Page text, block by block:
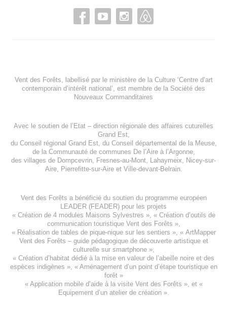
Vent des Forêts, labellisé par le ministère de la Culture ‘Centre d’art
contemporain d’intérêt national’, est membre de la Société des
Nouveaux Commanditaires
Avec le soutien de l’ Etat – direction régionale des affaires cuturelles
Grand Est,
du Conseil régional Grand Est, du Conseil départemental de la Meuse,
de la Communauté de communes De l’Aire à l’Argonne,
des villages de Dompcevrin, Fresnes-au-Mont, Lahaymeix, Nicey-sur-
Aire, Pierrefitte-sur-Aireet Ville-devant-Belrain.
Vent des Forêts a bénéficié du soutien du programme européen
LEADER (FEADER) pour les projets
« Création de 4 modules Maisons Sylvestres », « Création d’outils de
communication touristique Vent des Forêts »,
« Réalisation de tables de pique-nique sur les sentiers », « ArtMapper
Vent des Forêts – guide pédagogique de découverte artistique et
culturelle sur smartphone »,
« Création d’habitat dédié à la mise en valeur de l’abeille noire et des
espèces indigènes », « Aménagement d’un point d’étape touristique en
forêt»
« Application mobile d’aide à la visite Vent des Forêts », et «
Equipement d’un atelier de création».